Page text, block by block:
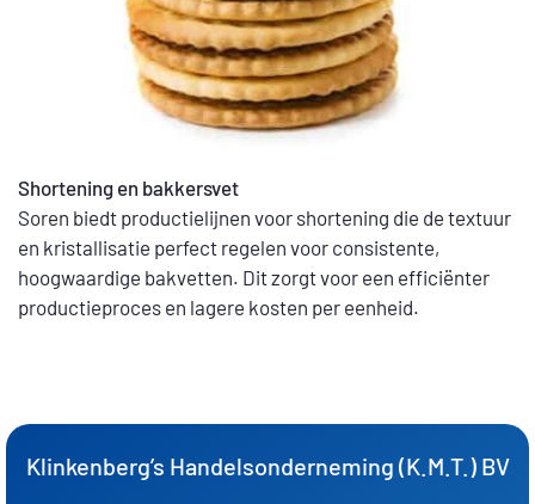
Shortening en bakkersvet
Soren biedt productielijnen voor shortening die de textuur
en kristallisatie perfect regelen voor consistente,
hoogwaardige bakvetten. Dit zorgt voor een efficiënter
productieproces en lagere kosten per eenheid.
Klinkenberg’s Handelsonderneming (K.M.T.) BV